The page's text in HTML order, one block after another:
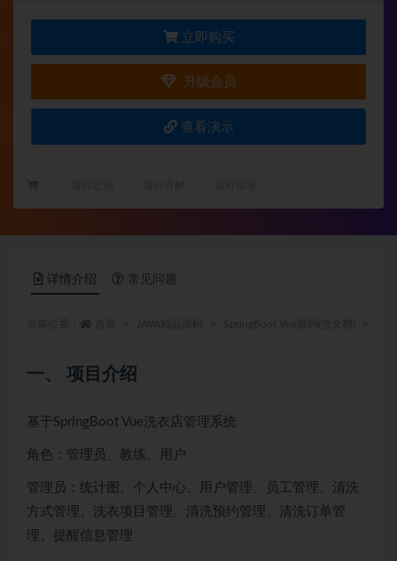
立即购买
升级会员
查看演示
详情介绍 常见问题
一、 项目介绍
基于SpringBoot Vue洗衣店管理系统
角色：管理员、教练、用户
管理员：统计图、个人中心、用户管理、员工管理、清洗
方式管理、洗衣项目管理、清洗预约管理、清洗订单管
理、提醒信息管理